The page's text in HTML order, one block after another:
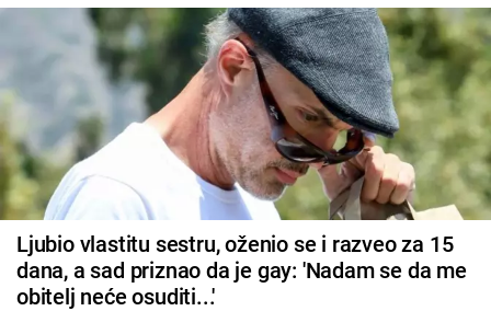
Ljubio vlastitu sestru, oženio se i razveo za 15
dana, a sad priznao da je gay: 'Nadam se da me
obitelj neće osuditi...'